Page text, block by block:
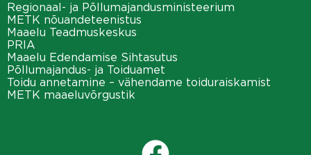
Regionaal- ja Põllumajandusministeerium
METK nõuandeteenistus
Maaelu Teadmuskeskus
PRIA
Maaelu Edendamise Sihtasutus
Põllumajandus- ja Toiduamet
Toidu annetamine – vähendame toiduraiskamist
METK maaeluvõrgustik